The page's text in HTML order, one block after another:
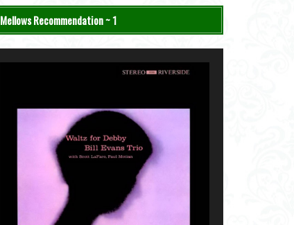
Mellows Recommendation ~ 1